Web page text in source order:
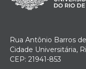
Rua Antônio Barros
Cidade Universitária,
CEP: 21941-853